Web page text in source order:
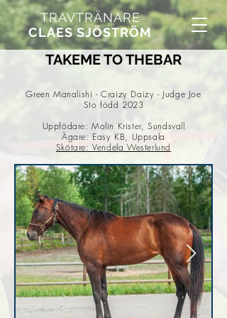
TRAVTRÄNARE
CLAES SJÖSTRÖM
TAKEME TO THEBAR
Green Manalishi - Craizy Daizy - Judge Joe
Sto född 2023
Uppfödare: Molin Krister, Sundsvall
Ägare: Easy KB, Uppsala
Skötare: Vendela Westerlund